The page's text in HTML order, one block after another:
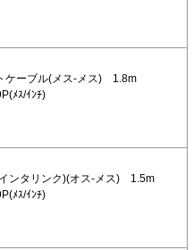
ケーブル(メス-メス) 1.8m
ﾒｽ/ｲﾝﾁ)
ンタリンク)(オス-メス) 1.5m
ﾒｽ/ｲﾝﾁ)